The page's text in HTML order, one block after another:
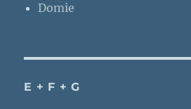
Domie
E + F + G